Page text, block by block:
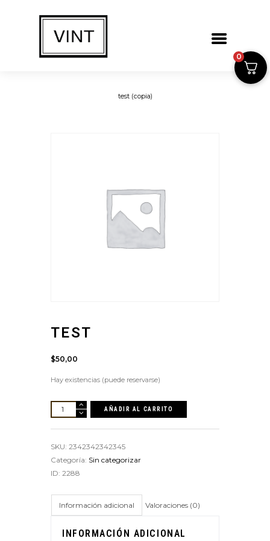
test (copia)
TEST
$50,00
Hay existencias (puede reservarse)
test
cantidad
AÑADIR AL CARRITO
SKU: 2342342342345
Categoría: Sin categorizar
ID: 2288
Información adicional Valoraciones (0)
INFORMACIÓN ADICIONAL
0